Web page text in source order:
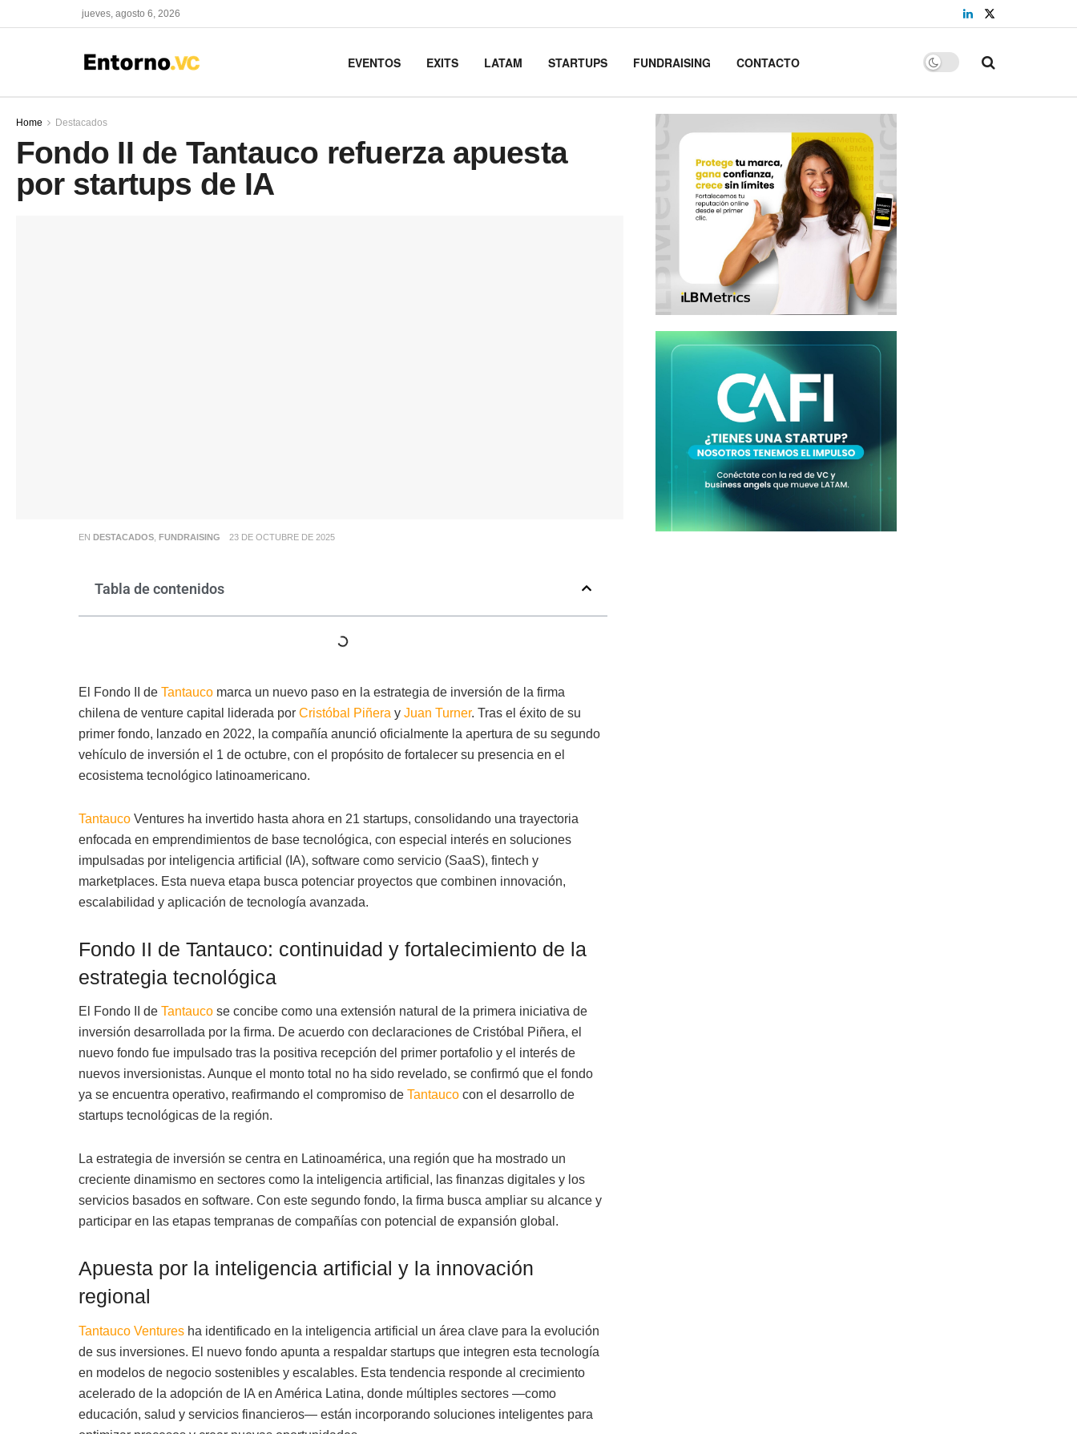
jueves, agosto 6, 2026
EVENTOS EXITS LATAM STARTUPS FUNDRAISING CONTACTO
Home Destacados
Fondo II de Tantauco refuerza apuesta
por startups de IA
EN DESTACADOS, FUNDRAISING 23 DE OCTUBRE DE 2025
Tabla de contenidos
El Fondo II de Tantaucomarca un nuevo paso en la estrategia de inversión de la firma
chilena de venture capital liderada por Cristóbal Piñera yJuan Turner. Tras el éxito de su
primer fondo, lanzado en 2022, la compañía anunció oficialmente la apertura de su segundo
vehículo de inversión el 1 de octubre, con el propósito de fortalecer su presencia en el
ecosistema tecnológico latinoamericano.
TantaucoVentures ha invertido hasta ahora en 21 startups, consolidando una trayectoria
enfocada en emprendimientos de base tecnológica, con especial interés en soluciones
impulsadas por inteligencia artificial (IA), software como servicio (SaaS), fintech y
marketplaces. Esta nueva etapa busca potenciar proyectos que combinen innovación,
escalabilidad y aplicación de tecnología avanzada.
Fondo II de Tantauco: continuidad y fortalecimiento de la
estrategia tecnológica
El Fondo II de Tantauco se concibe como una extensión natural de la primera iniciativa de
inversión desarrollada por la firma. De acuerdo con declaraciones de Cristóbal Piñera, el
nuevo fondo fue impulsado tras la positiva recepción del primer portafolio y el interés de
nuevos inversionistas. Aunque el monto total no ha sido revelado, se confirmó que el fondo
ya se encuentra operativo, reafirmando el compromiso de Tantaucocon el desarrollo de
startups tecnológicas de la región.
La estrategia de inversión se centra en Latinoamérica, una región que ha mostrado un
creciente dinamismo en sectores como la inteligencia artificial, las finanzas digitales y los
servicios basados en software. Con este segundo fondo, la firma busca ampliar su alcance y
participar en las etapas tempranas de compañías con potencial de expansión global.
Apuesta por la inteligencia artificial y la innovación
regional
Tantauco Venturesha identificado en la inteligencia artificial un área clave para la evolución
de sus inversiones. El nuevo fondo apunta a respaldar startups que integren esta tecnología
en modelos de negocio sostenibles y escalables. Esta tendencia responde al crecimiento
acelerado de la adopción de IA en América Latina, donde múltiples sectores —como
educación, salud y servicios financieros— están incorporando soluciones inteligentes para